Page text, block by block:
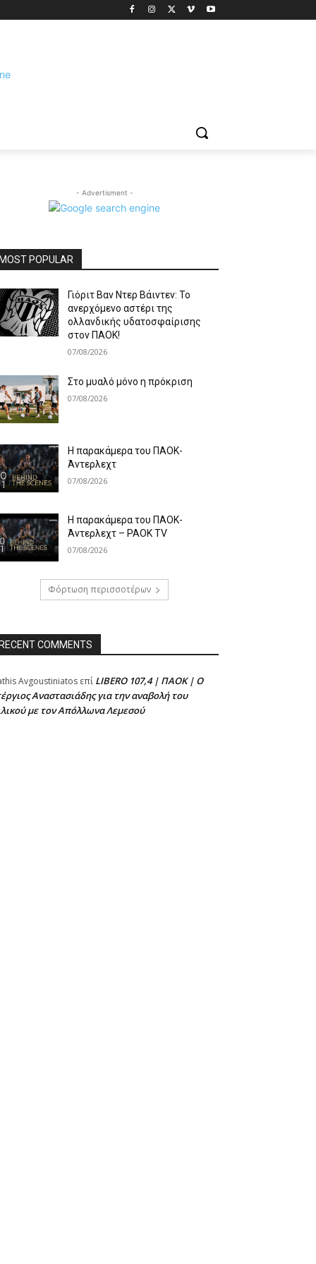
- Advertisment -
POPULAR
Γιόριτ Βαν Ντερ Βάιντεν: Το
ανερχόμενο αστέρι της
ολλανδικής υδατοσφαίρισης
στον ΠΑΟΚ!
07/08/2026
Στο μυαλό μόνο η πρόκριση
07/08/2026
Η παρακάμερα του ΠΑΟΚ-
Άντερλεχτ
07/08/2026
Η παρακάμερα του ΠΑΟK-
Άντερλεχτ – PAOK TV
07/08/2026
Φόρτωση περισσοτέρων
COMMENTS
Avgoustiniatos επί LIBERO 107,4 | ΠΑΟΚ | Ο
Αναστασιάδης για την αναβολή του
με τον Απόλλωνα Λεμεσού